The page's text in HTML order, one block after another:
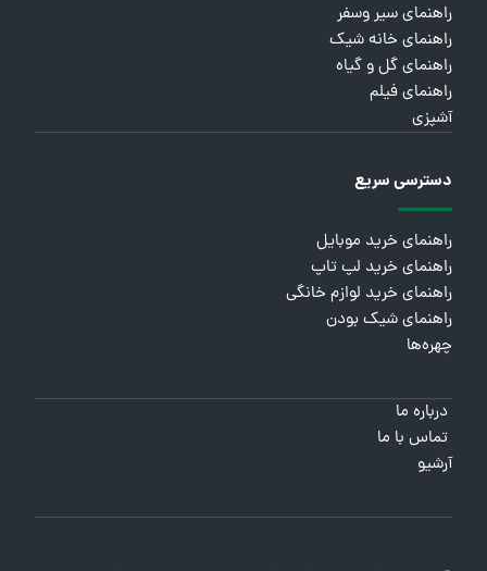
راهنمای سیر وسفر
راهنمای خانه شیک
راهنمای گل و گیاه
راهنمای فیلم
آشپزی
دسترسی سریع
راهنمای خرید موبایل
راهنمای خرید لپ تاپ
راهنمای خرید لوازم خانگی
راهنمای شیک بودن
چهره‌ها
درباره ما
تماس با ما
آرشیو